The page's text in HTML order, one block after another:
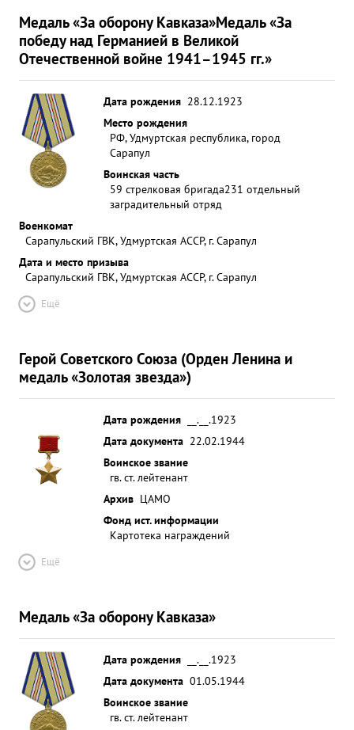
Медаль «За оборону Кавказа»Медаль «За
победу над Германией в Великой
Отечественной войне 1941–1945 гг.»
Дата рождения 28.12.1923
Место рождения
РФ, Удмуртская республика, город
Сарапул
Воинская часть
59 стрелковая бригада231 отдельный
заградительный отряд
Военкомат
Сарапульский ГВК, Удмуртская АССР, г. Сарапул
Дата и место призыва
Сарапульский ГВК, Удмуртская АССР, г. Сарапул
Ещё
Герой Советского Союза (Орден Ленина и
медаль «Золотая звезда»)
Дата рождения
__.__.1923
Дата документа 22.02.1944
Воинское звание
гв. ст. лейтенант
Архив ЦАМО
Фонд ист. информации
Картотека награждений
Ещё
Медаль «За оборону Кавказа»
Дата рождения
__.__.1923
Дата документа 01.05.1944
Воинское звание
гв. ст. лейтенант